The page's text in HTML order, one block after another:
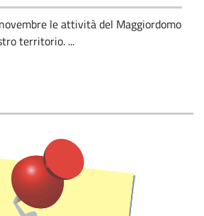
le attività del Maggiordomo
territorio. ...